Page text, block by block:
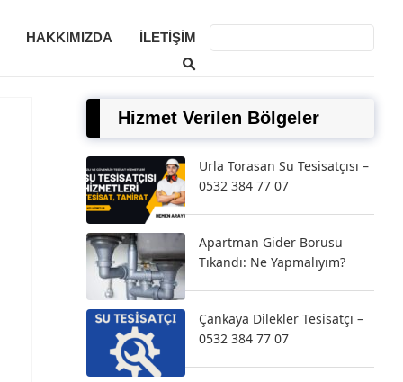
HAKKIMIZDA İLETIŞIM
Hizmet Verilen Bölgeler
Urla Torasan Su Tesisatçısı –
0532 384 77 07
Apartman Gider Borusu
Tıkandı: Ne Yapmalıyım?
Çankaya Dilekler Tesisatçı –
0532 384 77 07